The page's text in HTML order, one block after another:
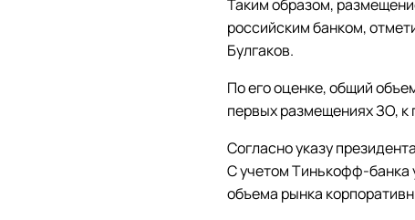
Таким образом,
российским банком,
Булгаков.
По его оценке, общий
первых размещениях ЗО, к
Согласно указу
С учетом Тинькофф-банка
объема рынка